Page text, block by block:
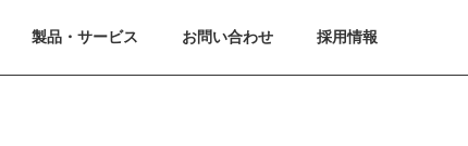
製品・サービス お問い合わせ 採用情報